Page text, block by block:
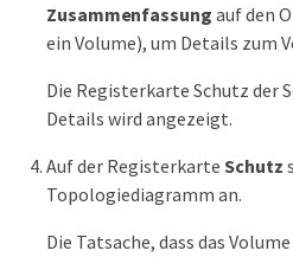
Zusammenfassung auf den
ein Volume), um Details zum
Die Registerkarte Schutz der
Details wird angezeigt.
Auf der Registerkarte Schutz
Topologiediagramm an.
Die Tatsache, dass das